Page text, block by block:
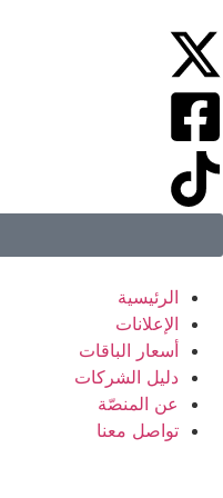
الرئيسية
الإعلانات
أسعار الباقات
دليل الشركات
عن المنصّة
تواصل معنا